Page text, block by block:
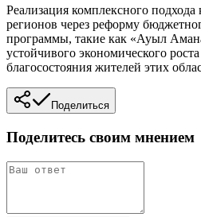
Реализация комплексного
регионов через реформу
программы, такие как «Ауыл
устойчивого экономического
благосостояния жителей этих
Поделиться
Поделитесь своим мнением